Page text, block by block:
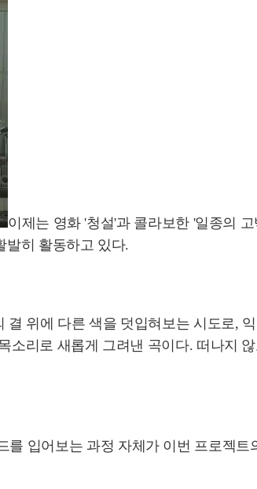
이제는 영화 '청설'과 콜라보한 '일종의
발히 활동하고 있다.
위에 다른 색을 덧입혀보는 시도로,
소리로 새롭게 그려낸 곡이다. 떠나지
입어보는 과정 자체가 이번 프로젝